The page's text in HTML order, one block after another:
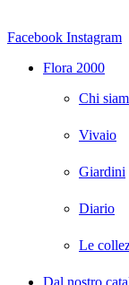
Facebook Instagram
Flora 2000
Chi
Vivaio
Giardini
Diario
Le
Dal nostro